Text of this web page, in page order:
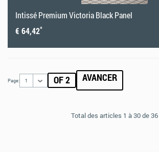
Intissé Premium Victoria Black Panel
€ 64,42*
Page: 1 OF 2 AVANCER
Total des articles 1 à 30 de 36